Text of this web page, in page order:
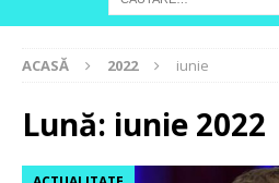
ACASĂ 2022 iunie
Lună: iunie 2022